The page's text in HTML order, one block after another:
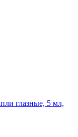
глазные, 5 мл,